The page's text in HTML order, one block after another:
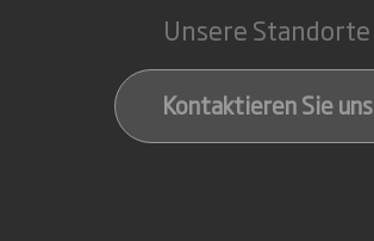
Unsere Standorte
Kontaktieren Sie uns